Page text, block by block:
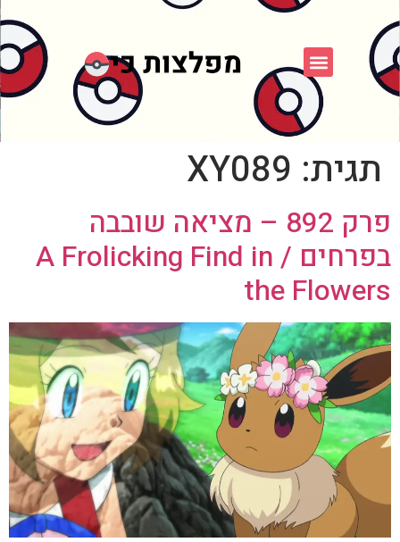
תגית: XY089
פרק 892 – מציאה שובבה
בפרחים / A Frolicking Find in
the Flowers